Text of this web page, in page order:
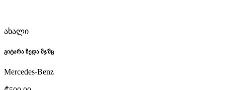
ახალი
გიტარა ზედა მჯ/მც
Mercedes-Benz